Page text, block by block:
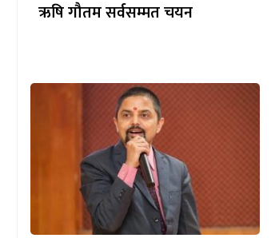
ऋषि गौतम सर्वसम्मत चयन